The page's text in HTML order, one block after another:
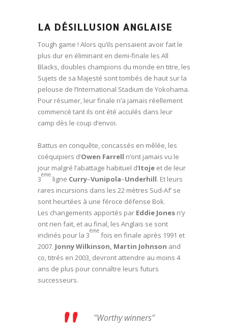
LA DÉSILLUSION ANGLAISE
Tough game ! Alors qu’ils pensaient avoir fait le
plus dur en éliminant en demi-finale les All
Blacks, doubles champions du monde en titre, les
Sujets de sa Majesté sont tombés de haut sur la
pelouse de l’International Stadium de Yokohama.
Pour résumer, leur finale n’a jamais réellement
commencé tant ils ont été acculés dans leur
camp dès le coup d’envoi.
Battus en conquête, concassés en mêlée, les
coéquipiers d’Owen Farrell n’ont jamais vu le
jour malgré l’abattage habituel d’Itoje et de leur
3
ème
ligne Curry–Vunipola–Underhill. Et leurs
rares incursions dans les 22 mètres Sud-Af’ se
sont heurtées à une féroce défense Bok.
Les changements apportés par Eddie Jones n’y
ont rien fait, et au final, les Anglais se sont
inclinés pour la 3
ème
fois en finale après 1991 et
2007. Jonny Wilkinson, Martin Johnson and
co, titrés en 2003, devront attendre au moins 4
ans de plus pour connaître leurs futurs
successeurs.
"Worthy winners"